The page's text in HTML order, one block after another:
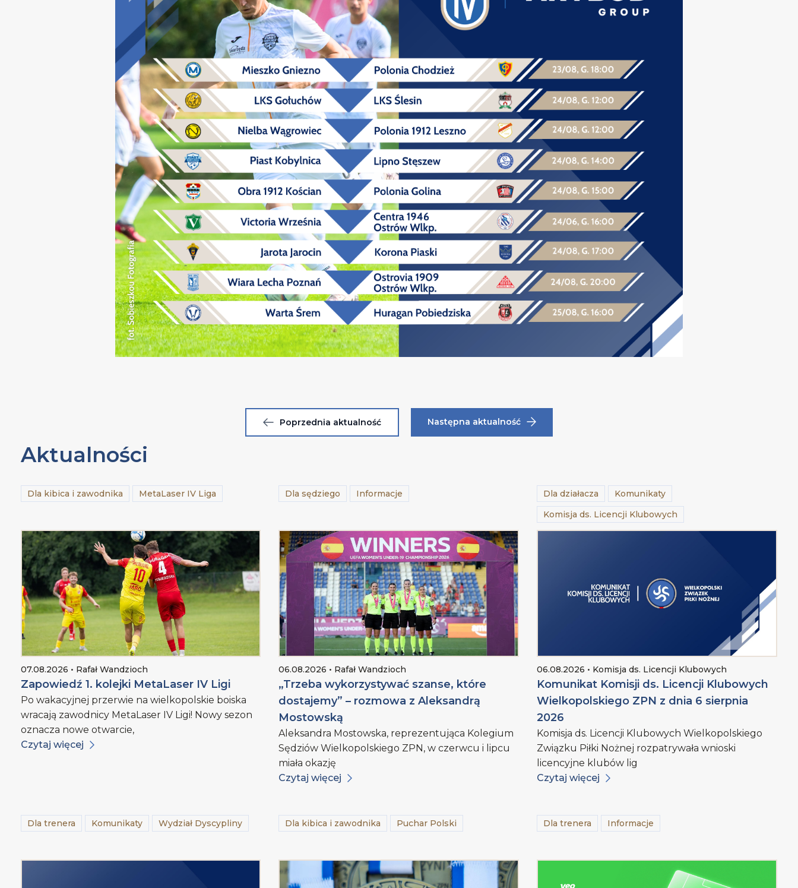
Poprzednia aktualność Następna aktualność
Aktualności
Dla kibica i zawodnika MetaLaser IV Liga
07.08.2026 • Rafał Wandzioch
Zapowiedź 1. kolejki MetaLaser IV Ligi
Po wakacyjnej przerwie na wielkopolskie boiska
wracają zawodnicy MetaLaser IV Ligi! Nowy sezon
oznacza nowe otwarcie,
Czytaj więcej
Dla sędziego Informacje
06.08.2026 • Rafał Wandzioch
„Trzeba wykorzystywać szanse, które
dostajemy” – rozmowa z Aleksandrą
Mostowską
Aleksandra Mostowska, reprezentująca Kolegium
Sędziów Wielkopolskiego ZPN, w czerwcu i lipcu
miała okazję
Czytaj więcej
Dla działacza
Komunikaty
Komisja ds. Licencji Klubowych
06.08.2026 • Komisja ds. Licencji Klubowych
Komunikat Komisji ds. Licencji Klubowych
Wielkopolskiego ZPN z dnia 6 sierpnia
2026
Komisja ds. Licencji Klubowych Wielkopolskiego
Związku Piłki Nożnej rozpatrywała wnioski
licencyjne klubów lig
Czytaj więcej
Dla trenera Komunikaty Wydział Dyscypliny Dla kibica i zawodnika Puchar Polski Dla trenera Informacje